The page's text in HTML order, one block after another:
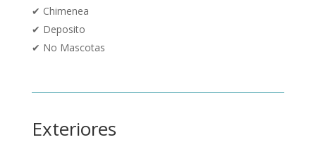
✔ Chimenea
✔ Deposito
✔ No Mascotas
Exteriores